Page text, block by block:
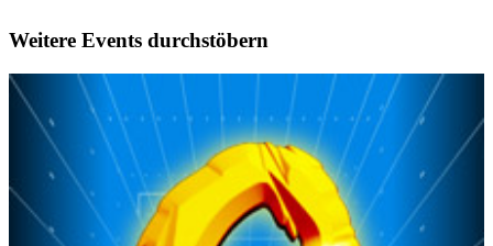
Weitere Events durchstöbern